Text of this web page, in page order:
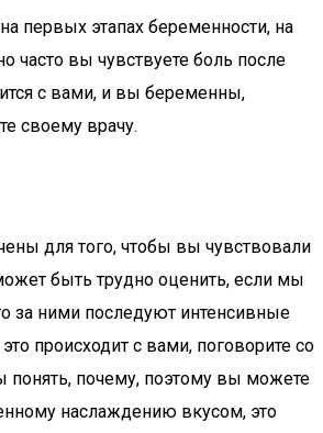
первых этапах беременности, на
часто вы чувствуете боль после
с вами, и вы беременны,
своему врачу.
для того, чтобы вы чувствовали
быть трудно оценить, если мы
за ними последуют интенсивные
происходит с вами, поговорите со
понять, почему, поэтому вы можете
наслаждению вкусом, это